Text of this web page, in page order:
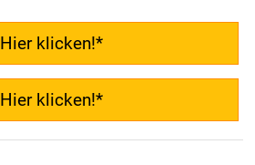
Hier klicken!*
Hier klicken!*